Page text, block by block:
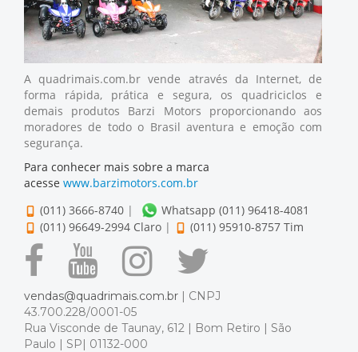
A quadrimais.com.br vende através da Internet, de
forma rápida, prática e segura, os quadriciclos e
demais produtos Barzi Motors proporcionando aos
moradores de todo o Brasil aventura e emoção com
segurança.
Para conhecer mais sobre a marca
acesse www.barzimotors.com.br
(011) 3666-8740 |
Whatsapp (011) 96418-4081
(011) 96649-2994 Claro | (011) 95910-8757 Tim
vendas@quadrimais.com.br | CNPJ
43.700.228/0001-05
Rua Visconde de Taunay, 612 | Bom Retiro | São
Paulo | SP| 01132-000